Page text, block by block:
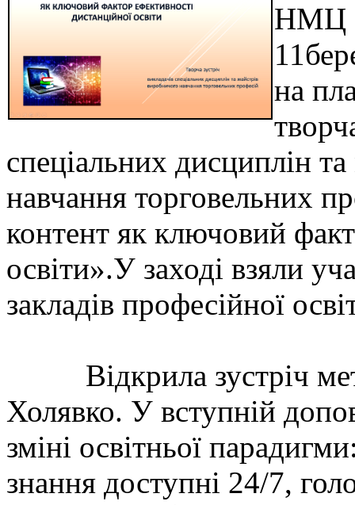
НМЦ
на
спеціальних дисциплін
навчання торговельних
контент як ключовий
освіти».У заході взяли
закладів професійної
Відкрила зустріч
Холявко. У вступній
зміні освітньої
знання доступні 24/7,